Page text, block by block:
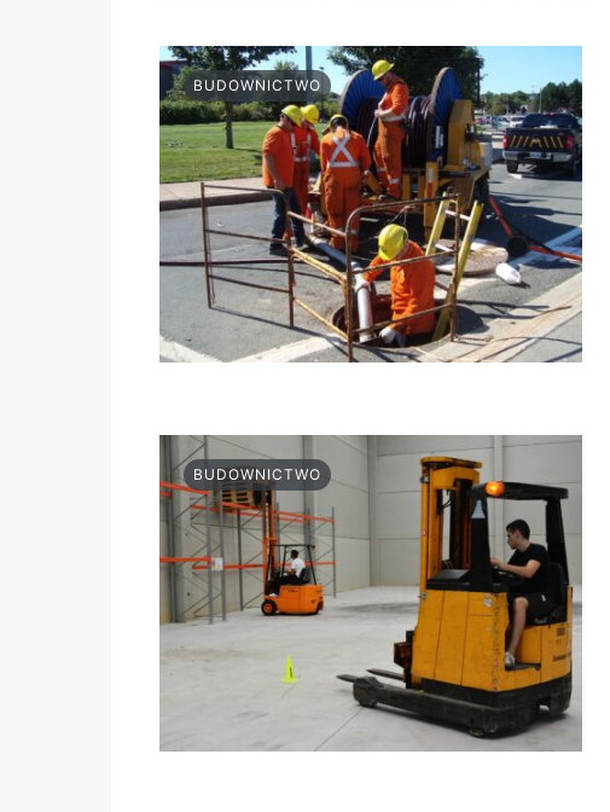
BUDOWNICTWO
BUDOWNICTWO